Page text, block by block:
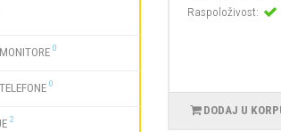
0
0
2
Raspoloživost:
DODAJ U